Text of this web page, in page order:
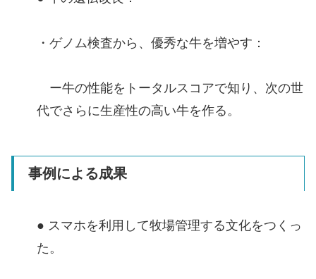
・ゲノム検査から、優秀な牛を増やす：
ー牛の性能をトータルスコアで知り、次の世
代でさらに生産性の高い牛を作る。
事例による成果
● スマホを利用して牧場管理する文化をつくっ
た。